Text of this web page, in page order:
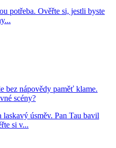
potřeba. Ověřte si, jestli byste
bez nápovědy paměť klame.
scény?
úsměv. Pan Tau bavil
si v...